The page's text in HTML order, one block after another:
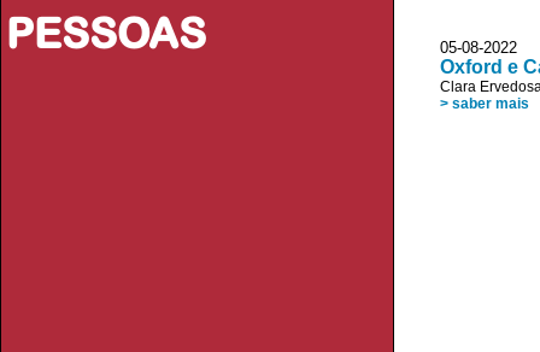
PESSOAS
05-08-
Oxford e
Clara
> saber mais